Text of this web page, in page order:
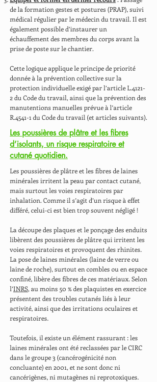
de la formation gestes et postures (PRAP), suivi
médical régulier par le médecin du travail. Il est
également possible d’instaurer un
échauffement des membres du corps avant la
prise de poste sur le chantier.
Cette logique applique le principe de priorité
donnée à la prévention collective sur la
protection individuelle exigé par l’article L.4121-
2 du Code du travail, ainsi que la prévention des
manutentions manuelles prévue à l’article
R.4541-1 du Code du travail (et articles suivants).
Les poussières de plâtre et les fibres
d’isolants, un risque respiratoire et
cutané quotidien.
Les poussières de plâtre et les fibres de laines
minérales irritent la peau par contact cutané,
mais surtout les voies respiratoires par
inhalation. Comme il s’agit d’un risque à effet
différé, celui-ci est bien trop souvent négligé !
La découpe des plaques et le ponçage des enduits
libèrent des poussières de plâtre qui irritent les
voies respiratoires et provoquent des rhinites.
La pose de laines minérales (laine de verre ou
laine de roche), surtout en combles ou en espace
confiné, libère des fibres de ces matériaux. Selon
l’INRS, au moins 50 % des plaquistes en exercice
présentent des troubles cutanés liés à leur
activité, ainsi que des irritations oculaires et
respiratoires.
Toutefois, il existe un élément rassurant : les
laines minérales ont été reclassées par le CIRC
dans le groupe 3 (cancérogénicité non
concluante) en 2001, et ne sont donc ni
cancérigènes, ni mutagènes ni reprotoxiques.